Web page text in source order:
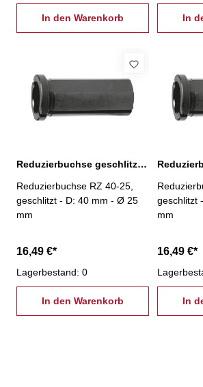
In den Warenkorb In
Reduzierbuchse geschlitzt, RZ-40-25
Reduzierbuchse RZ 40-25,
geschlitzt - D: 40 mm - Ø 25
mm
16,49 €*
Lagerbestand: 0
In den Warenkorb
geschlitzt
mm
16,49 €*
In